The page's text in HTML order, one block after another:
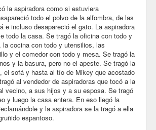
la aspiradora como si estuviera
todo el polvo de la alfombra, de las
e incluso desapareció el gato. La aspiradora
todo la casa. Se tragó la oficina con todo y
cocina con todo y utensilios, las
y el comedor con todo y mesa. Se tragó la
y la basura, pero no el apeste. Se tragó la
el sofá y hasta al tío de Mikey que acostado
al vendedor de aspiradoras que tocó a la
vecino, a sus hijos y a su esposa. Se tragó
y luego la casa entera. En eso llegó la
y la aspiradora se la tragó a ella
espantoso.